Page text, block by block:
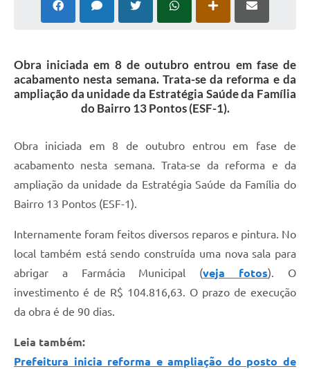
Obra iniciada em 8 de outubro entrou em fase de
acabamento nesta semana. Trata-se da reforma e da
ampliação da unidade da Estratégia Saúde da Família
do Bairro 13 Pontos (ESF-1).
Obra iniciada em 8 de outubro entrou em fase de
acabamento nesta semana. Trata-se da reforma e da
ampliação da unidade da Estratégia Saúde da Família do
Bairro 13 Pontos (ESF-1).
Internamente foram feitos diversos reparos e pintura. No
local também está sendo construída uma nova sala para
abrigar a Farmácia Municipal (veja fotos). O
investimento é de R$ 104.816,63. O prazo de execução
da obra é de 90 dias.
Leia também:
Prefeitura inicia reforma e ampliação do posto de